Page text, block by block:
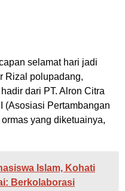
selamat hari jadi
Rizal polupadang,
dari PT. Alron Citra
(Asosiasi Pertambangan
yang diketuainya,
Islam, Kohati
Berkolaborasi